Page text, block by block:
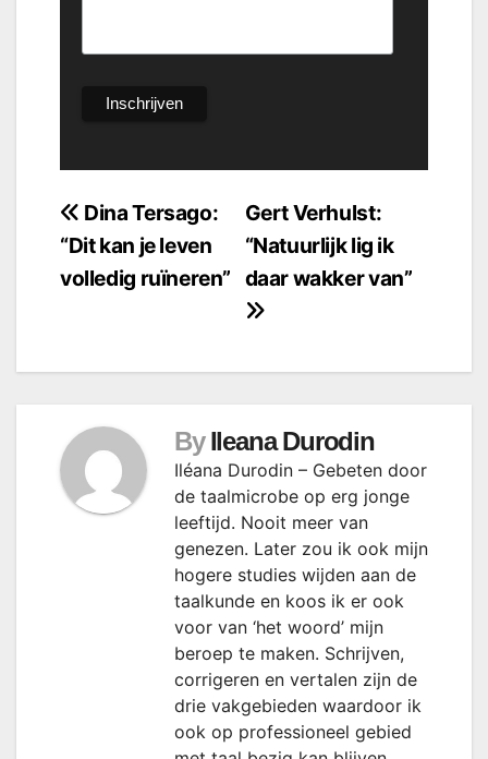
Bericht
navigatie
Gert Verhulst:
“Natuurlijk lig ik
daar wakker van”
Dina Tersago:
“Dit kan je leven
volledig ruïneren”
By Ileana Durodin
Iléana Durodin – Gebeten door
de taalmicrobe op erg jonge
leeftijd. Nooit meer van
genezen. Later zou ik ook mijn
hogere studies wijden aan de
taalkunde en koos ik er ook
voor van ‘het woord’ mijn
beroep te maken. Schrijven,
corrigeren en vertalen zijn de
drie vakgebieden waardoor ik
ook op professioneel gebied